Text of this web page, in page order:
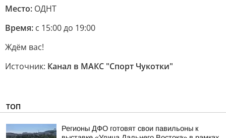
Место: ОДНТ
Время: с 15:00 до 19:00
Ждём вас!
Источник: Канал в МАКС "Спорт Чукотки"
ТОП
Регионы ДФО готовят свои павильоны к